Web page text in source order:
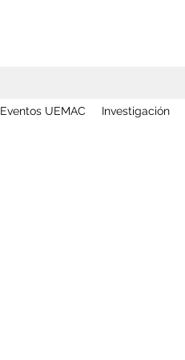
Eventos UEMAC Investigación